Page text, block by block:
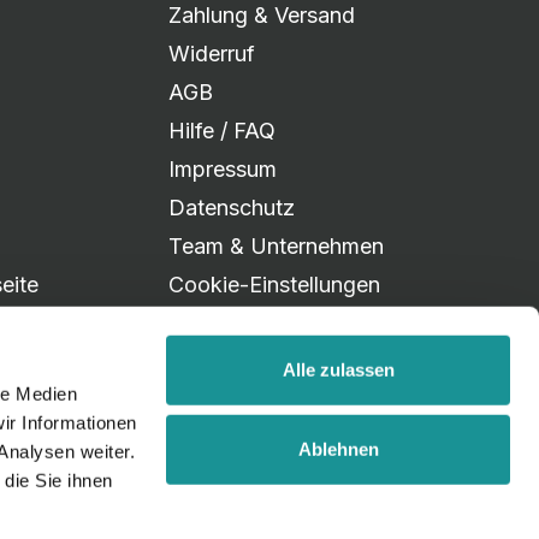
Medien
Informationen
weiter.
Sie ihnen
Alle zulassen
Ablehnen
Zahlung & Versand
Widerruf
AGB
Hilfe / FAQ
Impressum
Datenschutz
Team & Unternehmen
Cookie-Einstellungen